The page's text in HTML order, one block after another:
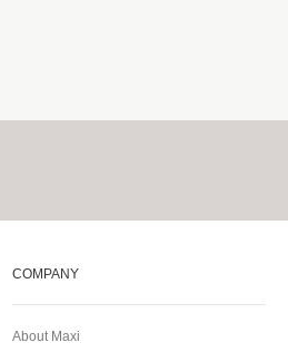
COMPANY
About Maxi